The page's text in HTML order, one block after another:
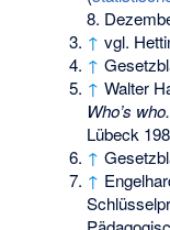
8.
↑ vgl.
↑
↑ Walter
Who’s who.
Lübeck
↑
↑